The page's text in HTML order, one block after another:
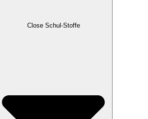
Close Schul-Stoffe